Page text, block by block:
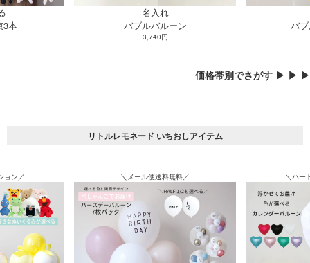
3本
名入れ
バブルバルーン
3,740円
バ
価格帯別でさがす ▶ ▶ ▶
リトルレモネード いちおしアイテム
ョン／ ＼メール便送料無料／ ＼ハー